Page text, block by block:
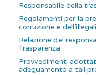
Responsabile della
Regolamenti per la
corruzione e
Relazione del
Trasparenza
Provvedimenti
adeguamento a tali